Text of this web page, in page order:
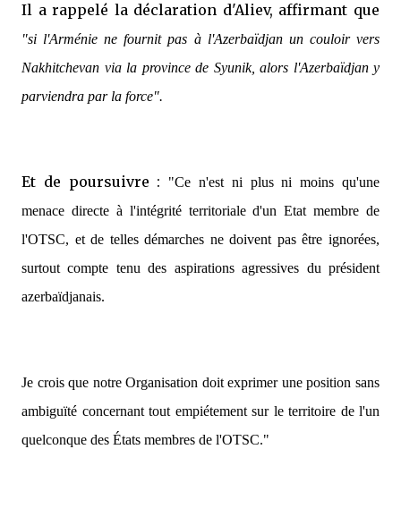
Il a rappelé la déclaration d'Aliev, affirmant que
"si l'Arménie ne fournit pas à l'Azerbaïdjan un couloir vers
Nakhitchevan via la province de Syunik, alors l'Azerbaïdjan y
parviendra par la force".
Et de poursuivre :
"Ce n'est ni plus ni moins qu'une
menace directe à l'intégrité territoriale d'un Etat membre de
l'OTSC, et de telles démarches ne doivent pas être ignorées,
surtout compte tenu des aspirations agressives du président
azerbaïdjanais.
Je crois que notre Organisation doit exprimer une position sans
ambiguïté concernant tout empiétement sur le territoire de l'un
quelconque des États membres de l'OTSC."